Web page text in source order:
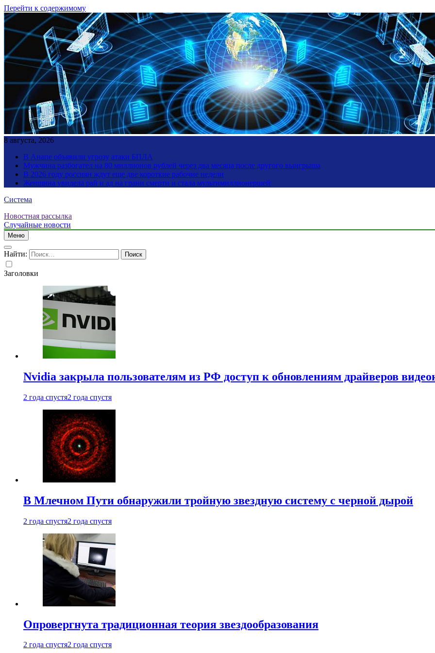
Перейти к содержимому
8 августа, 2026
В Анапе объявили угрозу атаки БПЛА
Мужчина разбогател на 80 миллионов рублей через два месяца после другого выигрыша
В 2026 году россиян ждут еще две короткие рабочие недели
Женщина увидела рай и ад на грани смерти и стала мультимиллионершей
Система
Новостная рассылка
Случайные новости
Меню
Найти:
Заголовки
Nvidia закрыла пользователям из РФ доступ к обновлениям драйверов
2 года спустя2 года спустя
В Млечном Пути обнаружили тройную звездную систему с черной дырой
2 года спустя2 года спустя
Опровергнута традиционная теория звездообразования
2 года спустя2 года спустя